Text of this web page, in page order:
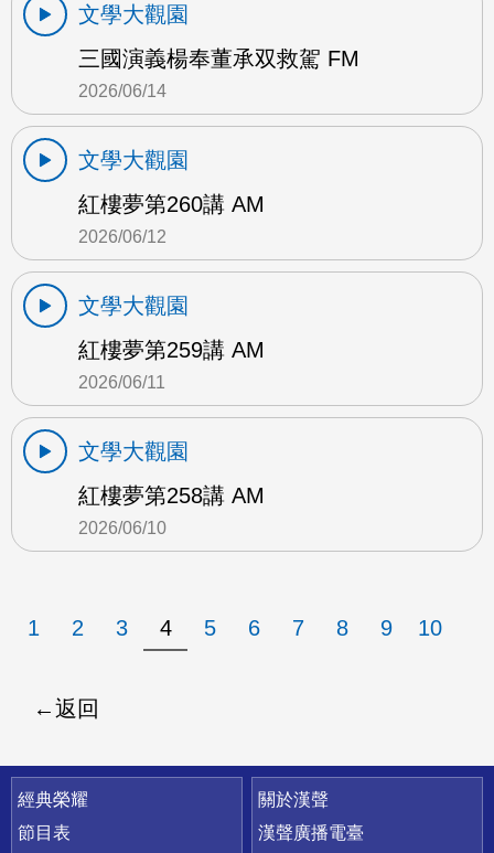
文學大觀園
三國演義楊奉董承双救駕 FM
2026/06/14
文學大觀園
紅樓夢第260講 AM
2026/06/12
文學大觀園
紅樓夢第259講 AM
2026/06/11
文學大觀園
紅樓夢第258講 AM
2026/06/10
1 2 3 4 5 6 7 8 9 10
返回
快速連結
經典榮耀
節目表
關於漢聲
漢聲廣播電臺